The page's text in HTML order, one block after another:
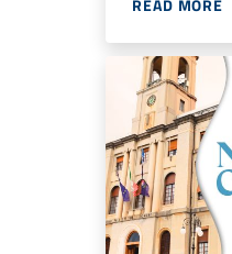
READ MORE